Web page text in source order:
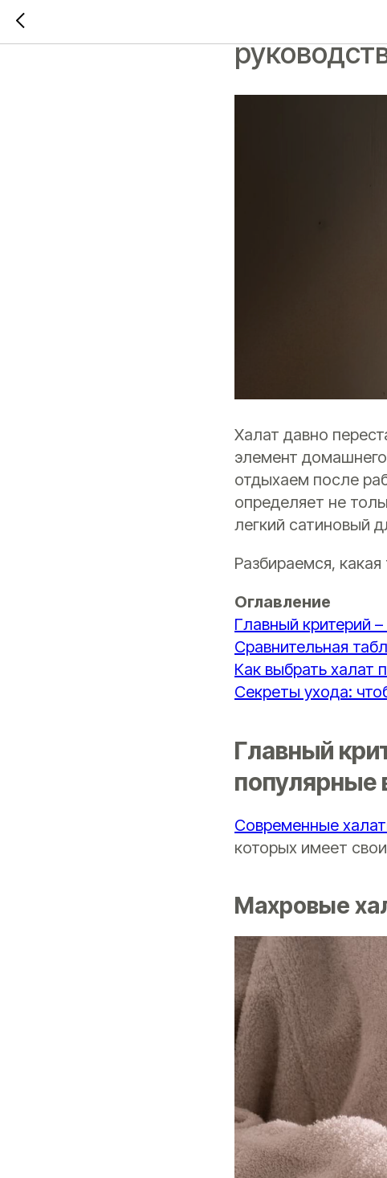
Как
Халат давно
элемент
отдыхаем после
определяет не
легкий сатиновый
Разбираемся,
Оглавление
Главный критерий
Сравнительная
Как выбрать халат
Секреты ухода:
Главный
популярные
Современные
которых имеет
Махровые